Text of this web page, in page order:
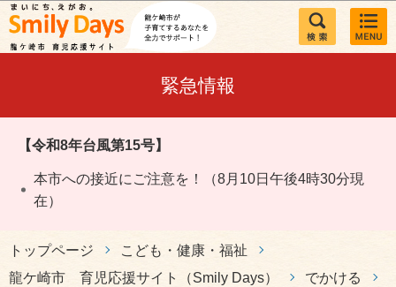
このページの本文へ移動
緊急情報
【令和8年台風第15号】
本市への接近にご注意を！（8月10日午後4時30分現
在）
トップページ
こども・健康・福祉
龍ケ崎市 育児応援サイト（Smily Days）
でかける